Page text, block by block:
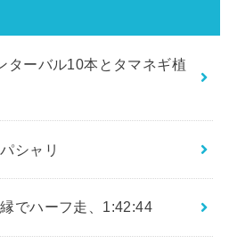
ターバル10本とタマネギ植
シャリ
でハーフ走、1:42:44